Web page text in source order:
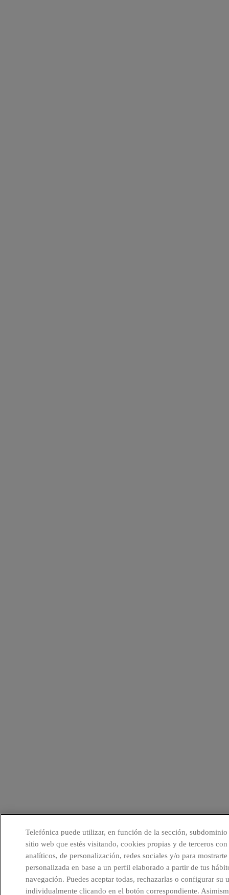
Telefónica puede utilizar, en función de la sección,
sitio web que estés visitando, cookies propias y de terceros
analíticos, de personalización, redes sociales y/o para
personalizada en base a un perfil elaborado a partir de tus
navegación. Puedes aceptar todas, rechazarlas o configurar su
individualmente clicando en el botón correspondiente.